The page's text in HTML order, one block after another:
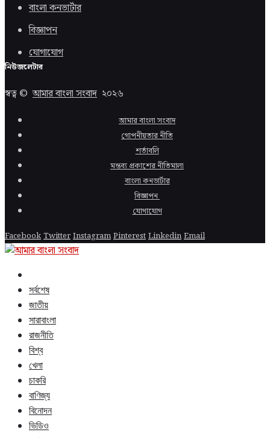
বাংলা কনভার্টার
বিজ্ঞাপন
যোগাযোগ
নিউজলেটার
স্বত্ব ©আমার বাংলা সংবাদ ২০২৬
আমার বাংলা সংবাদ
গোপনীয়তার নীতি
শর্তাবলি
মন্তব্য প্রকাশের নীতিমালা
বাংলা কনভার্টার
বিজ্ঞাপন
যোগাযোগ
FacebookTwitterInstagramPinterestLinkedinEmail
সর্বশেষ
জাতীয়
সারাবাংলা
রাজনীতি
বিশ্ব
খেলা
চাকরি
বাণিজ্য
বিনোদন
ভিডিও